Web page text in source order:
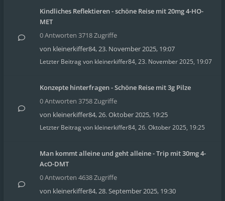
Kindliches Reflektieren - schöne Reise mit 20mg 4-HO-
MET
0 Antworten 3718 Zugriffe
von kleinerkiffer84,23. November 2025, 19:07
Letzter Beitrag von kleinerkiffer84, 23. November 2025, 19:07
Konzepte hinterfragen - Schöne Reise mit 3g Pilze
0 Antworten 3758 Zugriffe
von kleinerkiffer84,26. Oktober 2025, 19:25
Letzter Beitrag von kleinerkiffer84, 26. Oktober 2025, 19:25
Man kommt alleine und geht alleine - Trip mit 30mg 4-
AcO-DMT
0 Antworten 4638 Zugriffe
von kleinerkiffer84,28. September 2025, 19:30